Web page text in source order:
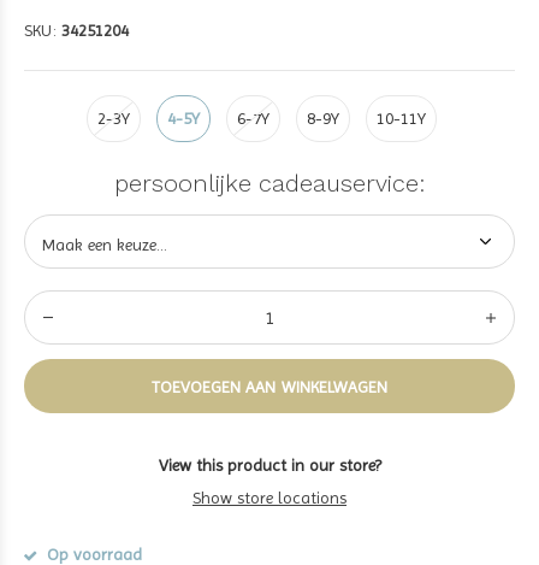
SKU: 34251204
2-3Y 4-5Y 6-7Y 8-9Y 10-11Y
persoonlijke cadeauservice:
TOEVOEGEN AAN WINKELWAGEN
View this product in our store?
Show store locations
Op voorraad